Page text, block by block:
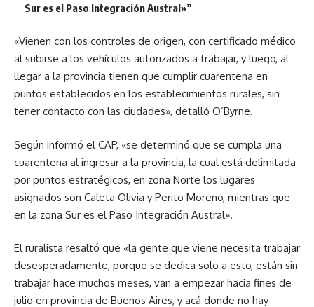
Sur es el Paso Integración Austral»”
«Vienen con los controles de origen, con certificado médico
al subirse a los vehículos autorizados a trabajar, y luego, al
llegar a la provincia tienen que cumplir cuarentena en
puntos establecidos en los establecimientos rurales, sin
tener contacto con las ciudades», detalló O’Byrne.
Según informó el CAP, «se determinó que se cumpla una
cuarentena al ingresar a la provincia, la cual está delimitada
por puntos estratégicos, en zona Norte los lugares
asignados son Caleta Olivia y Perito Moreno, mientras que
en la zona Sur es el Paso Integración Austral».
El ruralista resaltó que «la gente que viene necesita trabajar
desesperadamente, porque se dedica solo a esto, están sin
trabajar hace muchos meses, van a empezar hacia fines de
julio en provincia de Buenos Aires, y acá donde no hay